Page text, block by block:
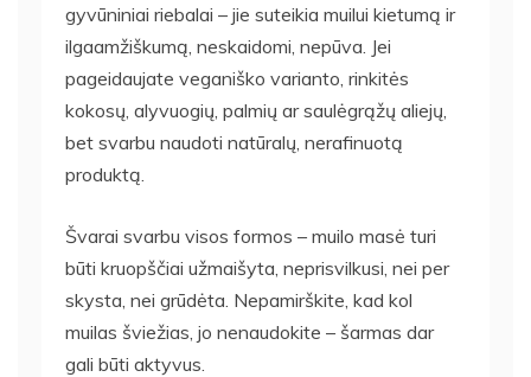
gyvūniniai riebalai – jie suteikia muilui kietumą ir
ilgaamžiškumą, neskaidomi, nepūva. Jei
pageidaujate veganiško varianto, rinkitės
kokosų, alyvuogių, palmių ar saulėgrąžų aliejų,
bet svarbu naudoti natūralų, nerafinuotą
produktą.
Švarai svarbu visos formos – muilo masė turi
būti kruopščiai užmaišyta, neprisvilkusi, nei per
skysta, nei grūdėta. Nepamirškite, kad kol
muilas šviežias, jo nenaudokite – šarmas dar
gali būti aktyvus.